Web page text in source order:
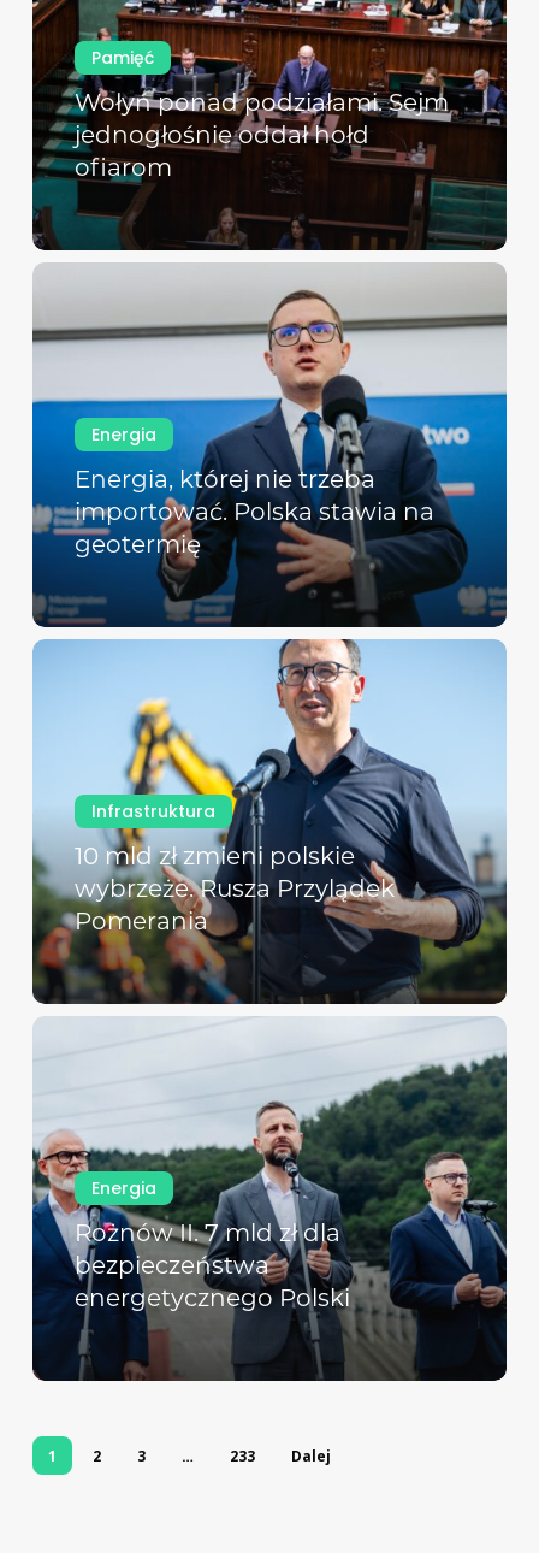
Pamięć
Wołyń ponad podziałami. Sejm
jednogłośnie oddał hołd
ofiarom
Energia
Energia, której nie trzeba
importować. Polska stawia na
geotermię
Infrastruktura
10 mld zł zmieni polskie
wybrzeże. Rusza Przylądek
Pomerania
Energia
Rożnów II. 7 mld zł dla
bezpieczeństwa
energetycznego Polski
1 2 3 … 233 Dalej